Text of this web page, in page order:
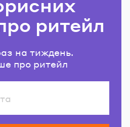
ритейл
на тиждень.
про ритейл